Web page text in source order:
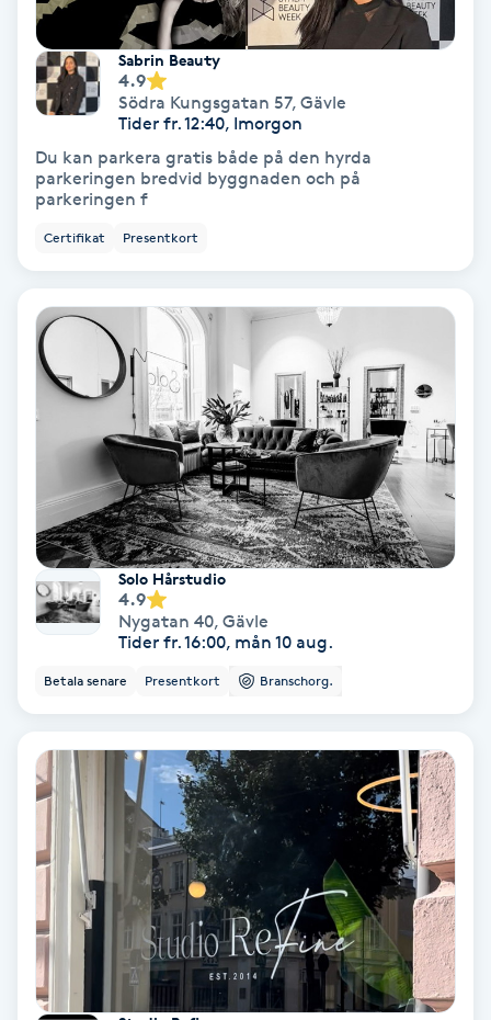
Skoinlägg
Skägg
Skäggklippning
Skäggtrimmning
Skönhet
Slingor
Sockring
Spa
Spa manikyr & pedikyr
Spa-manikyr
Spraytan
Stylist
Sugaring
Svensk massage
Svettbehandling
Sabrin Beauty
4.9
Södra Kungsgatan 57, Gävle
Tider fr. 12:40, Imorgon
Du kan parkera gratis både på den hyrda
parkeringen bredvid byggnaden och på
parkeringen f
Certifikat Presentkort
Solo Hårstudio
4.9
Nygatan 40, Gävle
Tider fr. 16:00, mån 10 aug.
Betala senare Presentkort Branschorg.